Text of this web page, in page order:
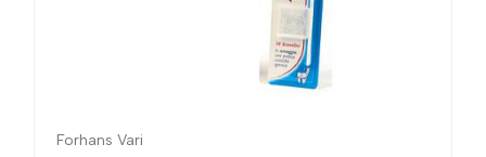
Forhans Vari